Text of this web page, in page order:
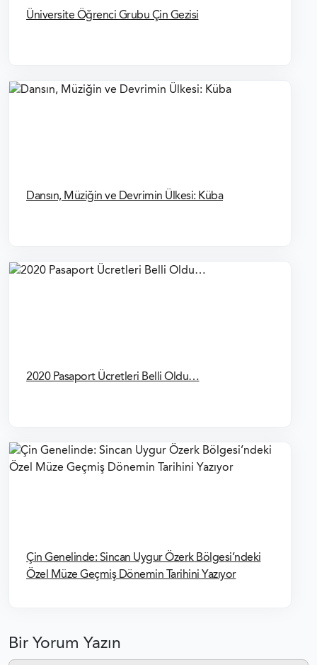
SCHENGEN VIZESI FOTOĞRAF ÖZELLIKLERI
Üniversite Öğrenci Grubu Çin Gezisi
Dansın, Müziğin ve Devrimin Ülkesi: Küba
2020 Pasaport Ücretleri Belli Oldu…
Çin Genelinde: Sincan Uygur Özerk Bölgesi’ndeki
Özel Müze Geçmiş Dönemin Tarihini Yazıyor
Bir Yorum Yazın